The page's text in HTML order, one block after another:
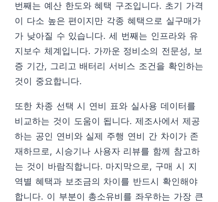
번째는 예산 한도와 혜택 구조입니다. 초기 가격
이 다소 높은 편이지만 각종 혜택으로 실구매가
가 낮아질 수 있습니다. 세 번째는 인프라와 유
지보수 체계입니다. 가까운 정비소의 전문성, 보
증 기간, 그리고 배터리 서비스 조건을 확인하는
것이 중요합니다.
또한 차종 선택 시 연비 표와 실사용 데이터를
비교하는 것이 도움이 됩니다. 제조사에서 제공
하는 공인 연비와 실제 주행 연비 간 차이가 존
재하므로, 시승기나 사용자 리뷰를 함께 참고하
는 것이 바람직합니다. 마지막으로, 구매 시 지
역별 혜택과 보조금의 차이를 반드시 확인해야
합니다. 이 부분이 총소유비를 좌우하는 가장 큰